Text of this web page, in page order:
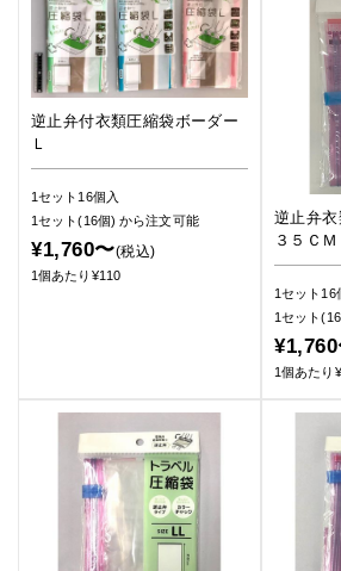
逆止弁付衣類圧縮袋ボーダー
Ｌ
1セット16個入
1セット(16個)から注文可能
¥1,760〜(税込)
1個あたり¥110
逆止弁
３５ＣＭ
1セット16
1セット
¥1,760
1個あたり